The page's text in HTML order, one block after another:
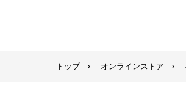
トップ オンラインストア